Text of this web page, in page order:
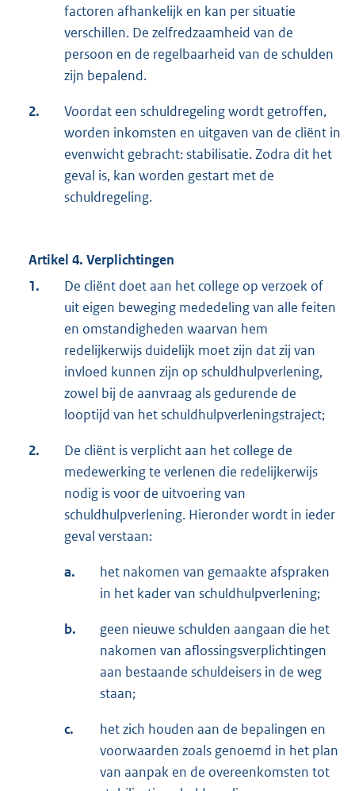
factoren afhankelijk en kan per situatie
verschillen. De zelfredzaamheid van de
persoon en de regelbaarheid van de schulden
zijn bepalend.
2.
Voordat een schuldregeling wordt getroffen,
worden inkomsten en uitgaven van de cliënt in
evenwicht gebracht: stabilisatie. Zodra dit het
geval is, kan worden gestart met de
schuldregeling.
Artikel 4. Verplichtingen
1.
De cliënt doet aan het college op verzoek of
uit eigen beweging mededeling van alle feiten
en omstandigheden waarvan hem
redelijkerwijs duidelijk moet zijn dat zij van
invloed kunnen zijn op schuldhulpverlening,
zowel bij de aanvraag als gedurende de
looptijd van het schuldhulpverleningstraject;
2.
De cliënt is verplicht aan het college de
medewerking te verlenen die redelijkerwijs
nodig is voor de uitvoering van
schuldhulpverlening. Hieronder wordt in ieder
geval verstaan:
a.
het nakomen van gemaakte afspraken
in het kader van schuldhulpverlening;
b.
geen nieuwe schulden aangaan die het
nakomen van aflossingsverplichtingen
aan bestaande schuldeisers in de weg
staan;
c.
het zich houden aan de bepalingen en
voorwaarden zoals genoemd in het plan
van aanpak en de overeenkomsten tot